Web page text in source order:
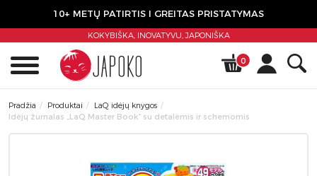
10+ METŲ PATIRTIS I GREITAS PRISTATYMAS
KOKYBIŠKA, INOVATYVU,JAPONIŠKA
0
Pradžia Produktai
LaQ idėjų knygos
Idėjų žurnalas „LaQ Master Book” su detalėmis ir schemomis